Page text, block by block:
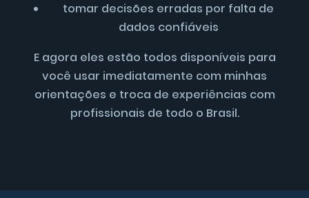
tomar decisões erradas por falta de
dados confiáveis
E agora eles estão todos disponíveis para
você usar imediatamente com minhas
orientações e troca de experiências com
profissionais de todo o Brasil.